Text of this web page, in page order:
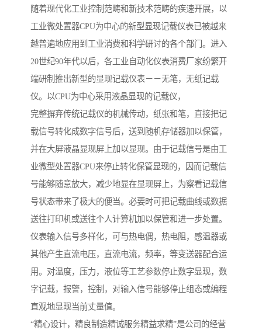
随着现代化工业控制范畴和新技术范畴的疾速开展，以
工业微处置器CPU为中心的新型显现记载仪表已被越来
越普遍地应用到工业消费和科学研讨的各个部门。进入
20世纪90年代以后，各工业自动化仪表消费厂家纷繁开
端研制推出新型的显现记载仪表－－无笔，无纸记载
仪。以CPU为中心采用液晶显现的记载仪，
完整摒弃传统记载仪的机械传动，纸张和笔，直接把记
载信号转化成数字信号后，送到随机存储器加以保管，
并在大屏液晶显现屏上加以显现。由于记载信号是由工
业微型处置器CPU来停止转化保管显现的，因而记载信
号能够随意放大，减少地显在显现屏上，为察看记载信
号状态带来了极大的便当。必要时可把记载曲线或数据
送往打印机或送往个人计算机加以保管和进一步处置。
仪表输入信号多样化，可与热电偶，热电阻，感温器或
其他产生直流电压，直流电流，频率，等变送器配合运
用。对温度，压力，液位等工艺参数停止数字显现，数
字记载，报警，控制，对输入信号能够停止组态或编程
直观地显现当前丈量值。
“精心设计，精良制造精诚服务精益求精”是公司的经营